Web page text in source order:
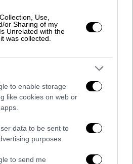
Use,
or Sharing of my
Unrelated with the
was collected.
to enable storage
like cookies on web or
data to be sent to
purposes.
to send me
συσκευές,
συστήματα
ETCS
με
αυτά να τίθενται
και εν τέλει να
καθώς ηΕΡΓΟΣΕκαι η
το έργο
έργο δεν έχει
με σχετικό